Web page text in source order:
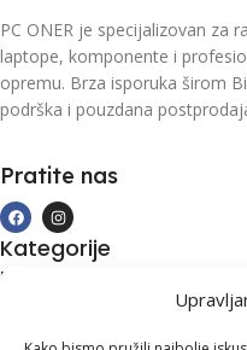
PC ONER je specijalizovan za
laptope, komponente i
opremu. Brza isporuka širom
podrška i pouzdana
Pratite nas
Kategorije
Kupovina i podrška
Kontakt informacije